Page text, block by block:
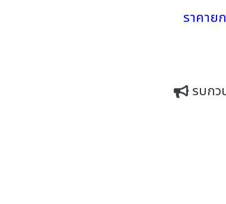
ราคาย
รบกว